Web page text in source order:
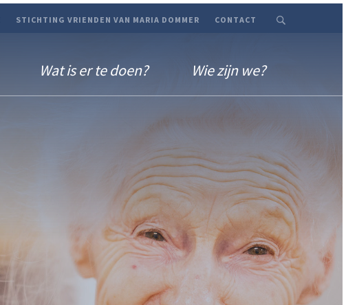
STICHTING VRIENDEN VAN MARIA DOMMER CONTACT
Wat is er te doen? Wie zijn we?